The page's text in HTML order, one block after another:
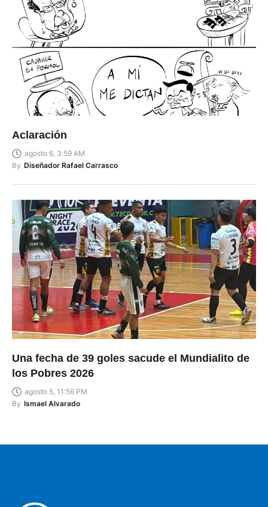
Aclaración
agosto 6, 3:59 AM
By Diseñador Rafael Carrasco
Una fecha de 39 goles sacude el Mundialito de
los Pobres 2026
agosto 5, 11:56 PM
By Ismael Alvarado